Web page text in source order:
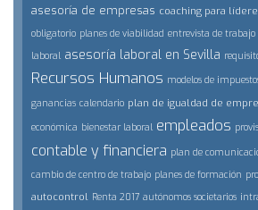
asesoría de empresas coaching para
obligatorio planes de viabilidad entrevista de trabajo
laboral asesoría laboral en Sevilla
Recursos Humanos modelos de
ganancias calendario plan de igualdad de
económica bienestar laboral empleados
contable y financiera plan de
cambio de centro de trabajo planes de formación
autocontrol Renta 2017 autónomos societarios